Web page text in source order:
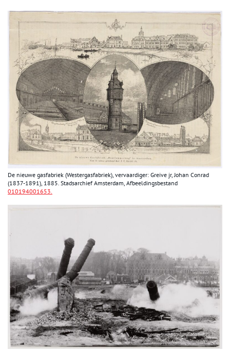
De nieuwe gasfabriek (Westergasfabriek), vervaardiger: Greive jr, Johan Conrad
(1837-1891), 1885. Stadsarchief Amsterdam, Afbeeldingsbestand
010194001653.